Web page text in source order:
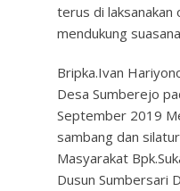
terus di laksanakan
mendukung
Bripka.Ivan
Desa Sumberejo
September 2019
sambang dan
Masyarakat
Dusun Sumbersari